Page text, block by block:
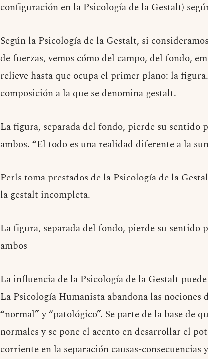
configuración en la Psicología de la Gestalt)
Según la Psicología de la Gestalt, si
de fuerzas, vemos cómo del campo, del fondo,
relieve hasta que ocupa el primer plano: la
composición a la que se denomina gestalt.
La figura, separada del fondo, pierde su sentido
ambos. “El todo es una realidad diferente a la
Perls toma prestados de la Psicología de la
la gestalt incompleta.
La figura, separada del fondo, pierde su sentido
ambos
La influencia de la Psicología de la Gestalt
La Psicología Humanista abandona las nociones
“normal” y “patológico”. Se parte de la base de
normales y se pone el acento en desarrollar el
corriente en la separación causas-